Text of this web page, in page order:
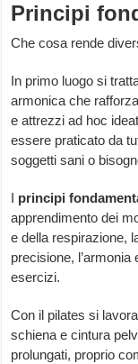
Principi
Che cosa rende
In primo luogo si
armonica che
e attrezzi ad hoc
essere praticato da
soggetti sani o
I principi
apprendimento dei
e della respirazione,
precisione,
esercizi.
Con il pilates si
schiena e cintura
prolungati, proprio